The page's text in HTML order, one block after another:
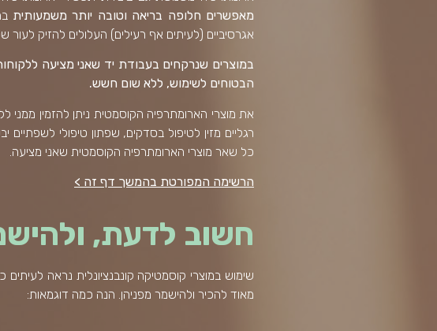
מאפשרים חלופה בריאה וטובה יותר משמעותית
אגרסיביים (לעיתים אף רעילים) העלולים להזיק לעור
במוצרים שנרקחים בעבודת יד שאני מציעה
הבטוחים לשימוש, ללא שום חשש.
את מוצרי הארומתרפיה הקוסמטית ניתן להזמין
רגליים מזין לטיפול בסדקים, שפתון טיפולי
כל שאר מוצרי הארומתרפיה הקוסמטית שאני מציעה.
הרשימה המפורטת בהמשך דף זה >
חשוב לדעת,
שימוש במוצרי קוסמטיקה קונבנציונלית נראה
מאוד להכיר ולהישמר מפניהן. הנה כמה דוגמאות: